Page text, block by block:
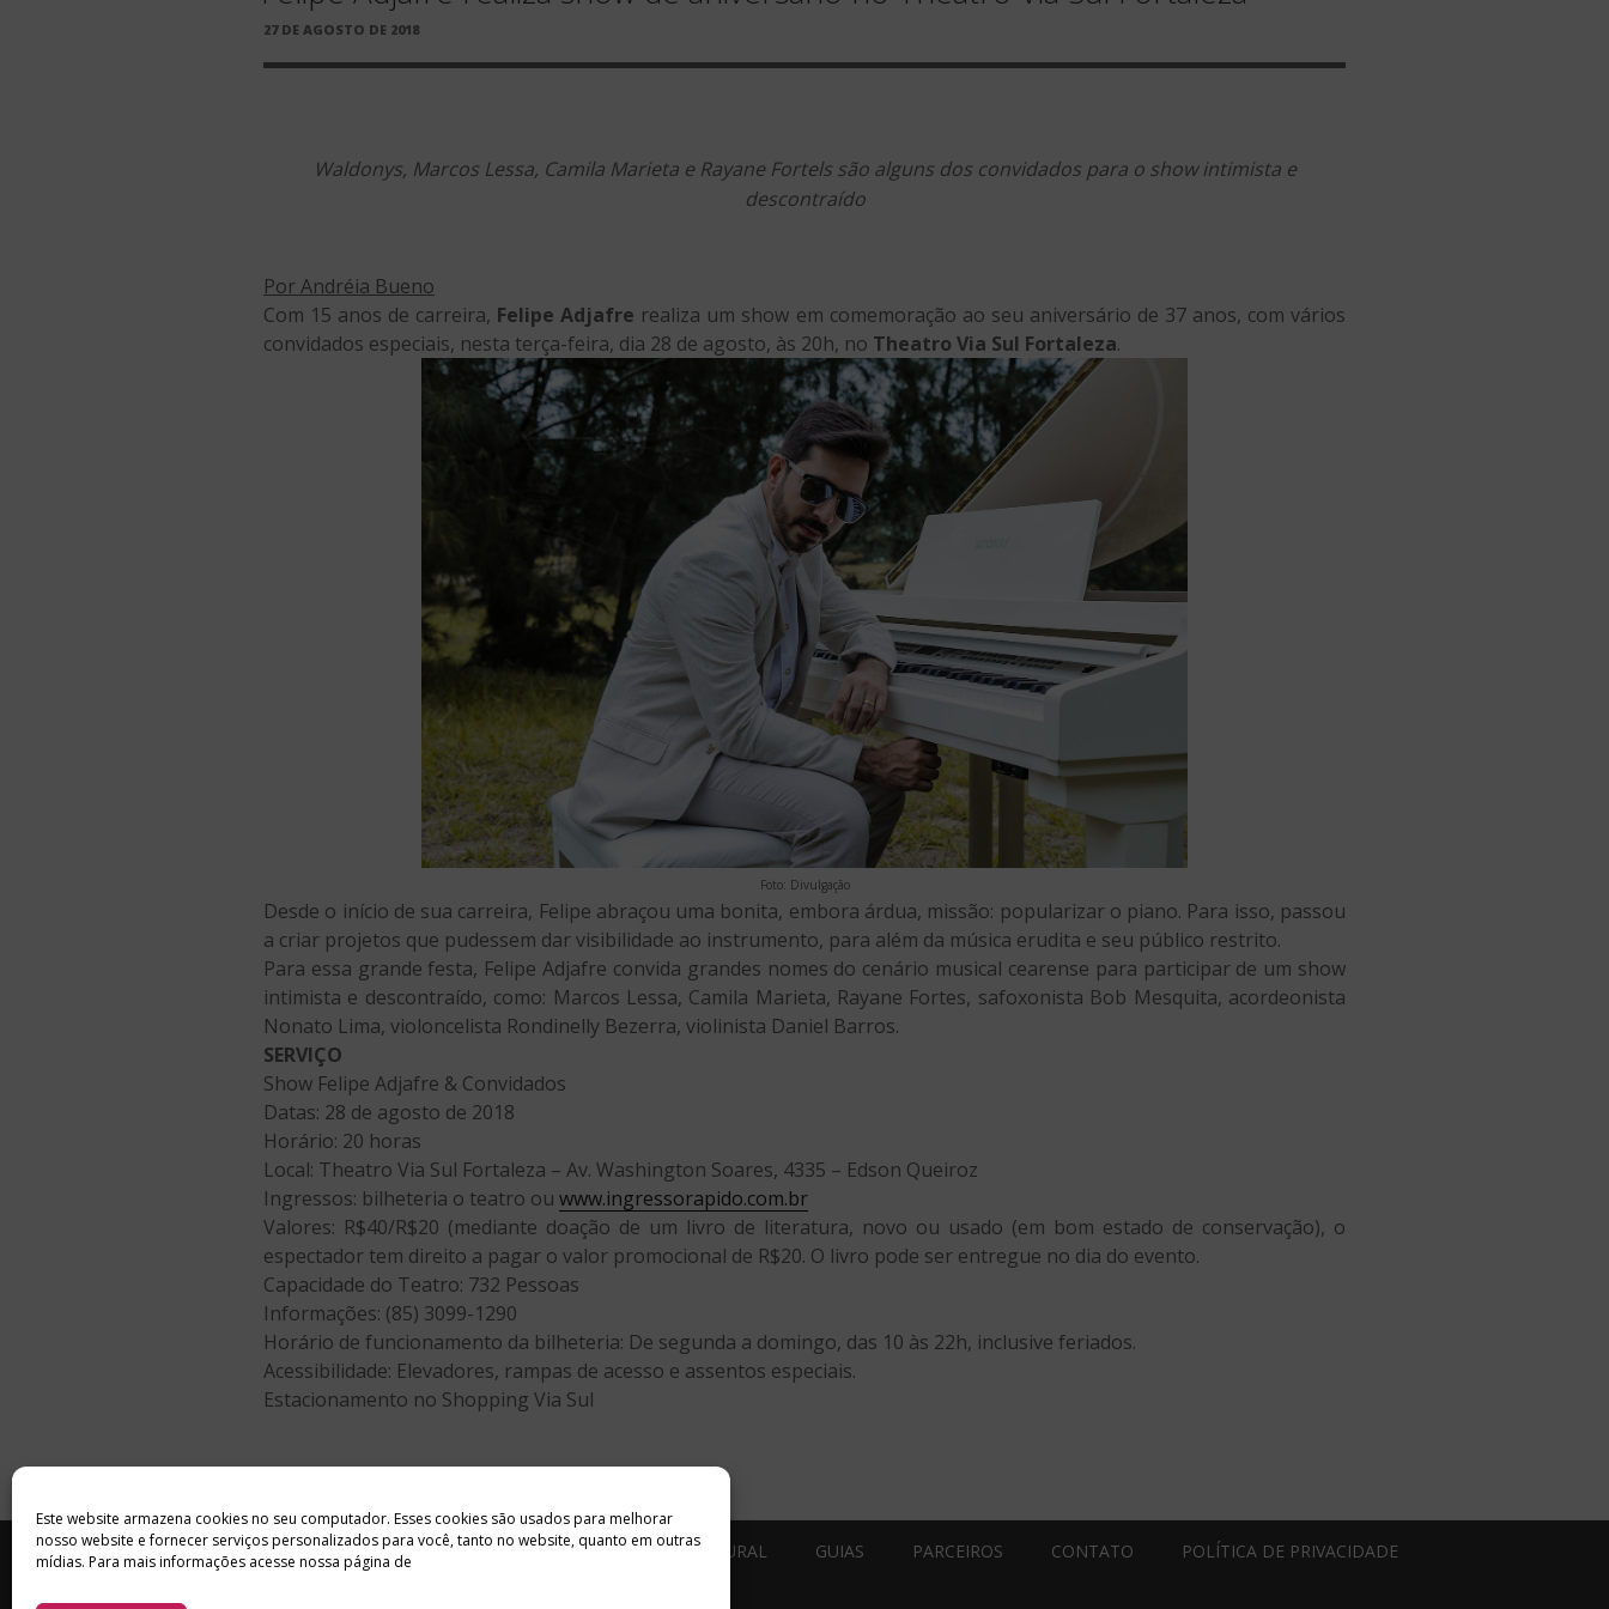
Este website armazena cookies no seu computador. Esses cookies são usados ​​para melhorar
nosso website e fornecer serviços personalizados para você, tanto no website, quanto em outras
mídias. Para mais informações acesse nossa página de
PUBLICADO
27 DE AGOSTO DE 2018
Waldonys, Marcos Lessa, Camila Marieta e Rayane Fortels são alguns dos convidados para o show intimista e
descontraído
Por Andréia Bueno
Com 15 anos de carreira, Felipe Adjafre realiza um show em comemoração ao seu aniversário de 37 anos, com vários
convidados especiais, nesta terça-feira, dia 28 de agosto, às 20h, no Theatro Via Sul Fortaleza.
Foto: Divulgação
Desde o início de sua carreira, Felipe abraçou uma bonita, embora árdua, missão: popularizar o piano. Para isso, passou
a criar projetos que pudessem dar visibilidade ao instrumento, para além da música erudita e seu público restrito.
Para essa grande festa, Felipe Adjafre convida grandes nomes do cenário musical cearense para participar de um show
intimista e descontraído, como: Marcos Lessa, Camila Marieta, Rayane Fortes, safoxonista Bob Mesquita, acordeonista
Nonato Lima, violoncelista Rondinelly Bezerra, violinista Daniel Barros.
SERVIÇO
Show Felipe Adjafre & Convidados
Datas: 28 de agosto de 2018
Horário: 20 horas
Local: Theatro Via Sul Fortaleza – Av. Washington Soares, 4335 – Edson Queiroz
Ingressos: bilheteria o teatro ou www.ingressorapido.com.br
Valores: R$40/R$20 (mediante doação de um livro de literatura, novo ou usado (em bom estado de conservação), o
espectador tem direito a pagar o valor promocional de R$20. O livro pode ser entregue no dia do evento.
Capacidade do Teatro: 732 Pessoas
Informações: (85) 3099-1290
Horário de funcionamento da bilheteria: De segunda a domingo, das 10 às 22h, inclusive feriados.
Acessibilidade: Elevadores, rampas de acesso e assentos especiais.
Estacionamento no Shopping Via Sul
INÍCIO SOBRE ANUNCIE ESTÚDIO ACESSO CULTURAL GUIAS PARCEIROS CONTATO POLÍTICA DE PRIVACIDADE